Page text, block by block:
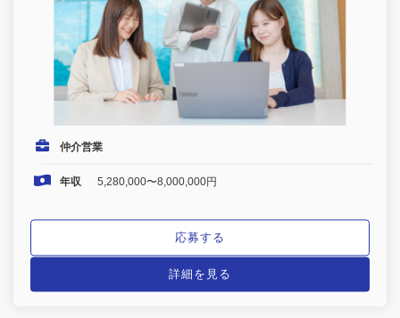
仲介営業
年収 5,280,000〜8,000,000円
応募する
詳細を見る